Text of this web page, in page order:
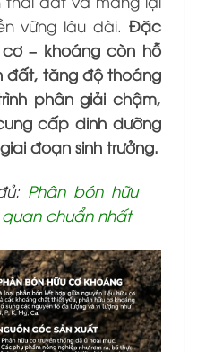
vững lâu dài. Đặc
– khoáng còn hỗ
đất, tăng độ thoáng
phân giải chậm,
cấp dinh dưỡng
đoạn sinh trưởng.
Phân bón hữu
chuẩn nhất